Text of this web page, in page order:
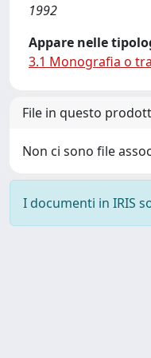
1992
Appare nelle
3.1 Monografia o
File in questo
Non ci sono file
I documenti in IRIS